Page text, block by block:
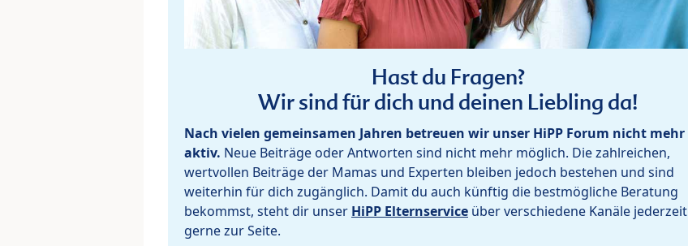
Hast du Fragen?
Wir sind für dich und deinen Liebling da!
Nach vielen gemeinsamen Jahren betreuen wir unser HiPP Forum nicht mehr
aktiv. Neue Beiträge oder Antworten sind nicht mehr möglich. Die zahlreichen,
wertvollen Beiträge der Mamas und Experten bleiben jedoch bestehen und sind
weiterhin für dich zugänglich. Damit du auch künftig die bestmögliche Beratung
bekommst, steht dir unser HiPP Elternservice über verschiedene Kanäle jederzeit
gerne zur Seite.